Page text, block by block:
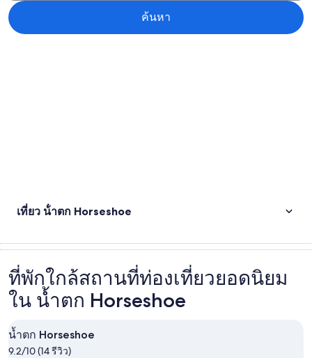
ค้นหา
เที่ยว น้ําตก Horseshoe
ที่พักใกล้สถานที่ท่องเที่ยวยอดนิยม
ใน น้ำตก Horseshoe
น้ำตก Horseshoe
9.2/10 (14 รีวิว)